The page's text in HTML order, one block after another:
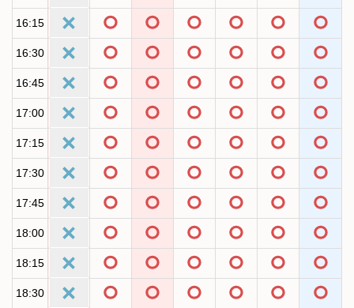
16:15
16:30
16:45
17:00
17:15
17:30
17:45
18:00
18:15
18:30